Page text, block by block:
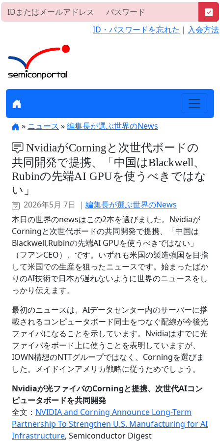
ID・パスワードを忘れた ｜ 入会方法
» ニュース »編集長が選ぶ世界のNews
NvidiaがCorningと次世代ボードの
共同開発で提携、「中国はBlackwell、
Rubinの先端AI GPUを使うべきではな
い」
2026年5月 7日 ｜ 編集長が選ぶ世界のNews
本日の世界のnewsはこの2本を選びました。Nvidiaが
Corningと次世代ボードの共同開発で提携、「中国は
Blackwell,Rubinの先端AI GPUを使うべきではない」
（フアンCEO）、です。いずれも米国の製造強国を目指
して米国での生産を狙ったニュースです。始まったばか
りのAI技術で日本が遅れないように世界のニュースをし
っかり伝えます。
最初のニュースは、AIデータセンター内のサーバーに搭
載されるコンピュータボード同士をつなぐ配線が今後光
ファイバになることを示しています。Nvidiaはすでに光
ファイバをボード上に使うことを表明していますが、
IOWN構想のNTTグループではなく、Corningを選びま
した。メイドインアメリカ戦略に従うためでしょう。
Nvidiaが光ファイバのCorningと提携、次世代AIコン
ピュータボードを共同開発
全文： NVIDIA and Corning Announce Long-Term
Partnership To Strengthen U.S. Manufacturing for AI
Infrastructure, Semiconductor Digest